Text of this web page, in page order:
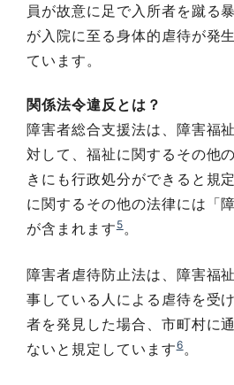
員が故意に足で入所者を蹴る
が入院に至る身体的虐待が発
ています。
関係法令違反とは？
障害者総合支援法は、障害福
対して、福祉に関するその他
きにも行政処分ができると規
に関するその他の法律には「
が含まれます5。
障害者虐待防止法は、障害福
事している人による虐待を受
者を発見した場合、市町村に
ないと規定しています6。